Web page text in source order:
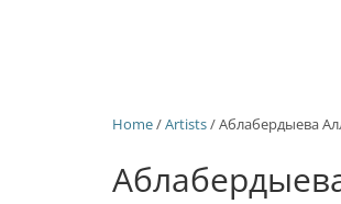
Home/Artists/ Аблабердыева